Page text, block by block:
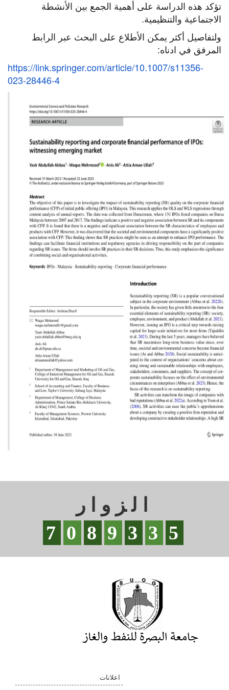
تؤكد هذه الدراسة على أهمية الجمع بين الأنشطة
الاجتماعية والتنظيمية.
ولتفاصيل أكثر يمكن الأطلاع على البحث عبر الرابط
المرفق في ادناه:
https://link.springer.com/article/10.1007/s11356-
023-28446-4
الزوار
7 0 8 9 3 3 5
اعلانات